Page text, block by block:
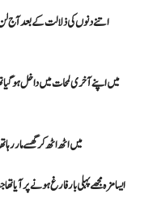
اتنے دنوں کی ذلالت کے بعد آج لن
میں اپنے آخری لمحات میں داخل ہو گیا
میں اٹھ اٹھ کر گھسے مار
ایسا مزہ مجھے پہلی بار فارغ ہونے پر آیا